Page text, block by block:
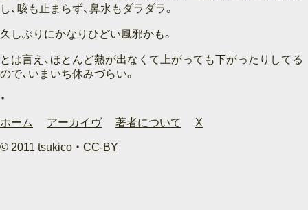
し、咳も止まらず、鼻水もダラダラ。
久しぶりにかなりひどい風邪かも。
とは言え、ほとんど熱が出なくて上がっても下がったりしてる
ので、いまいち休みづらい。
ホーム アーカイヴ 著者について X
© 2011 tsukico ・ CC-BY